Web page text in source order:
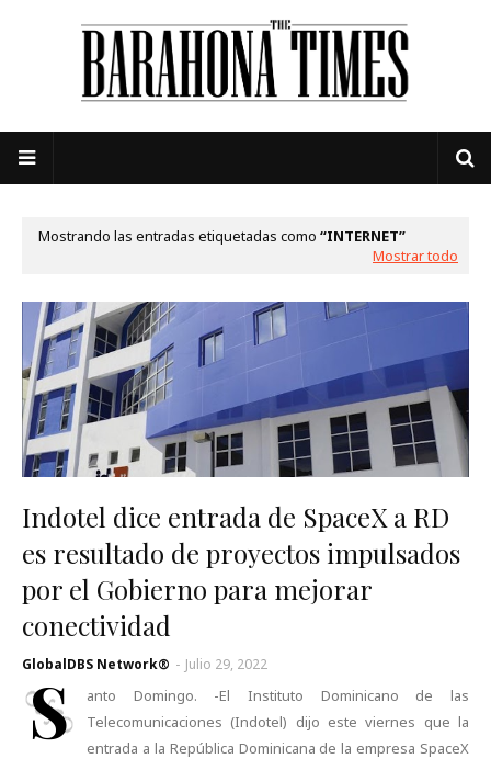
Mostrando las entradas etiquetadas como
INTERNET
Mostrar todo
Indotel dice entrada de SpaceX a RD
es resultado de proyectos impulsados
por el Gobierno para mejorar
conectividad
GlobalDBS Network® - Julio 29, 2022
S
anto Domingo. -El Instituto Dominicano de las
Telecomunicaciones (Indotel) dijo este viernes que la
entrada a la República Dominicana de la empresa SpaceX